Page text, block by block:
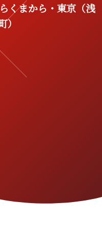
くまから・東京（浅
）